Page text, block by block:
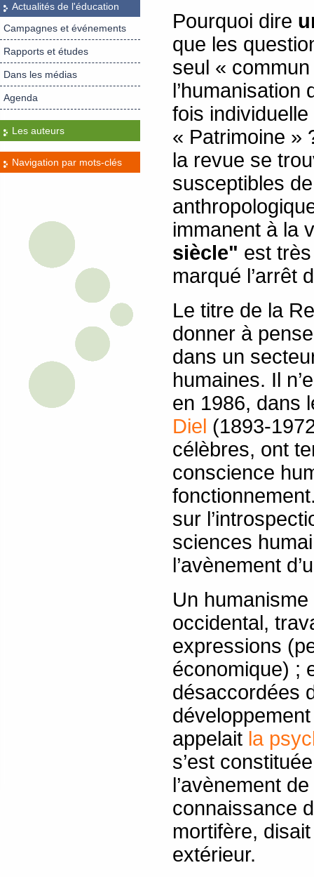
Actualités de l'éducation
Campagnes et événements
Rapports et études
Dans les médias
Agenda
Les auteurs
Navigation par mots-clés
Pourquoi dire
que les
seul «
l’humanisation
fois
« Patrimoine »
la revue se
susceptibles
immanent à la
siècle" est
marqué l’arrêt
Le titre de la
donner à
dans un
humaines. Il
en 1986, dans
Diel (1893-
célèbres, ont
conscience
sur
sciences
l’avènement
Un humanisme
occidental,
expressions
économique) ;
désaccordées
appelait la
s’est
l’avènement
connaissance
mortifère,
extérieur.